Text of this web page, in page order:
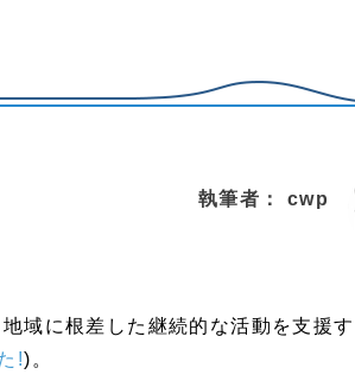
執筆者： cwp
域に根差した継続的な活動を支援
!)。